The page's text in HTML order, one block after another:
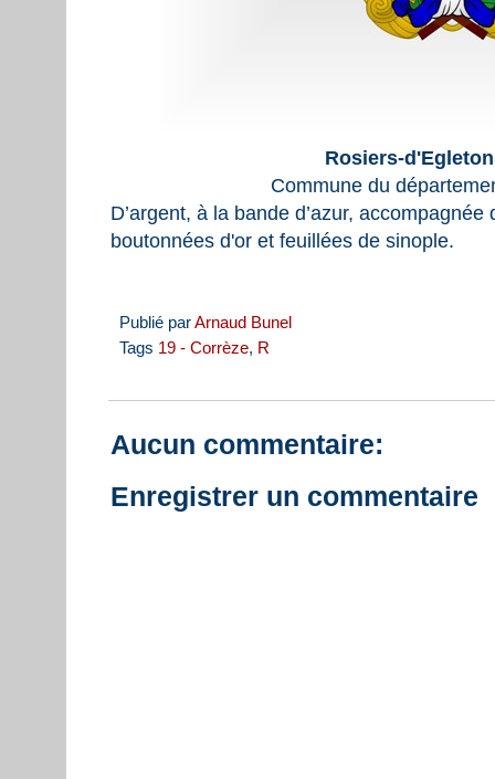
Rosiers-
Commune du
D’argent, à la bande d’azur,
boutonnées d'or et feuillées de sinople.
Publié parArnaud Bunel
Tags 19 - Corrèze, R
Aucun commentaire:
Enregistrer un commentaire